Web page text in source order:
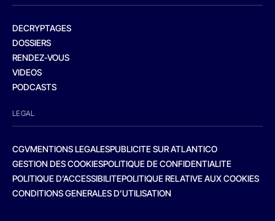
DECRYPTAGES
DOSSIERS
RENDEZ-VOUS
VIDEOS
PODCASTS
LEGAL
CGVMENTIONS LEGALESPUBLICITE SUR ATLANTICO
GESTION DES COOKIESPOLITIQUE DE CONFIDENTIALITE
POLITIQUE D’ACCESSIBILITEPOLITIQUE RELATIVE AUX COOKIES
CONDITIONS GENERALES D’UTILISATION